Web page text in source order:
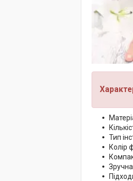
Тип
Колір
Зручна